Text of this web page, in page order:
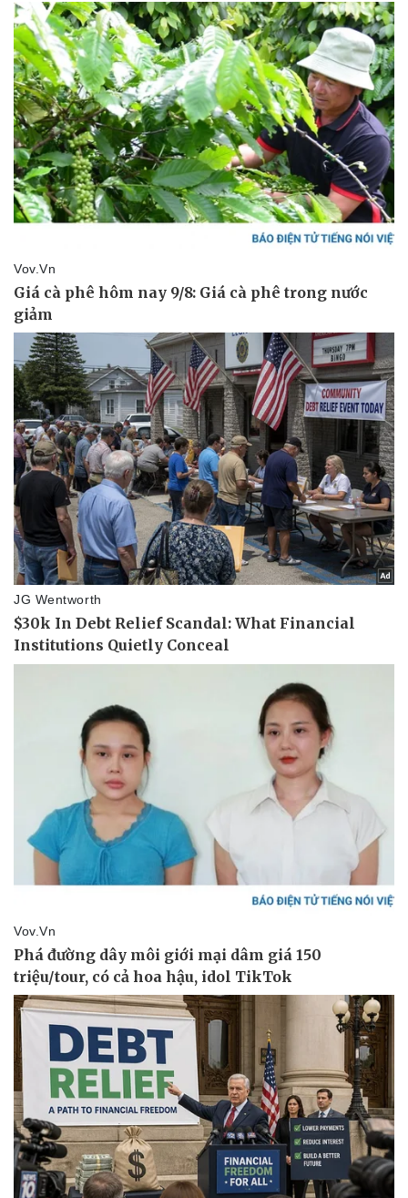
Sức khỏe
Dinh dưỡng - món ngon
Cây thuốc
Sản phụ khoa
Nhi khoa
Nam khoa
Làm đẹp - giảm cân
Phòng mạch online
Ăn sạch sống khỏe
Đời sống
Nhà đẹp
Blog
Tình yêu - Gia đình
Sân khấu - Điện ảnh
Văn học
Âm nhạc
Giải trí
Thời trang
Sao Việt